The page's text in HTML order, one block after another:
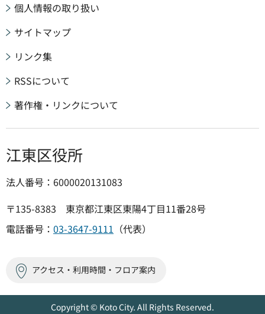
個人情報の取り扱い
サイトマップ
リンク集
RSSについて
著作権・リンクについて
江東区役所
法人番号：6000020131083
〒135-8383 東京都江東区東陽4丁目11番28号
電話番号： 03-3647-9111 （代表）
アクセス・利用時間・フロア案内
Copyright © Koto City. All Rights Reserved.